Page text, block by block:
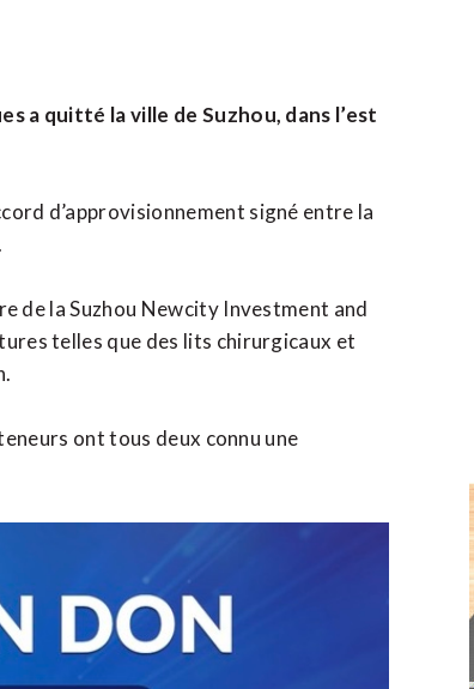
a quitté la ville de Suzhou, dans l’est
d’approvisionnement signé entre la
de la Suzhou Newcity Investment and
telles que des lits chirurgicaux et
ont tous deux connu une